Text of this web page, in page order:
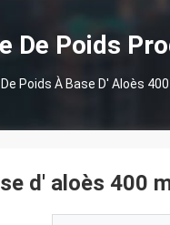
De Poids
Poids À Base D' Aloès
d' aloès 400